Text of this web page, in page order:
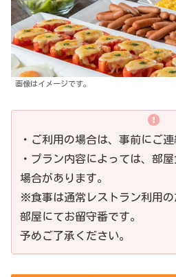
画像はイメージです。
・ご利用の場合は、事前にご連
・プラン内容によっては、部
場合があります。
※食事は通常レストラン利用
部屋にてお留守番です。
予めご了承ください。